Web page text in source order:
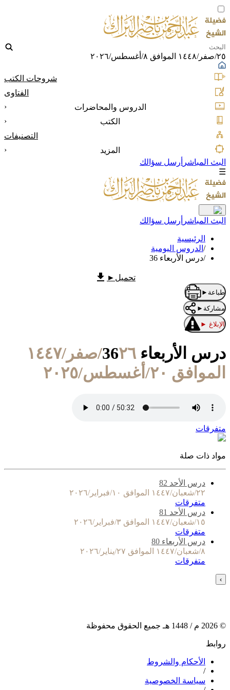
٢٥/صفر/١٤٤٨ الموافق ٨/أغسطس/٢٠٢٦
شروحات الكتب
الفتاوى
الدروس والمحاضرات
‹
الكتب
‹
التصنيفات
المزيد
‹
البث المباشر أرسل سؤالك
☰
البث المباشر أرسل سؤالك
الرئيسية
/ الدروس اليومية
/درس الأربعاء 36
تحميل ►
طباعة ►
مشاركة ►
الإبلاغ ►
درس الأربعاء 36
٢٦/صفر/١٤٤٧
الموافق ٢٠/أغسطس/٢٠٢٥
متفرقات
مواد ذات صلة
درس الأحد 82
٢٢/شعبان/١٤٤٧ الموافق ١٠/فبراير/٢٠٢٦
متفرقات
درس الأحد 81
١٥/شعبان/١٤٤٧ الموافق ٣/فبراير/٢٠٢٦
متفرقات
درس الأربعاء 80
٨/شعبان/١٤٤٧ الموافق ٢٧/يناير/٢٠٢٦
متفرقات
›
©
2026 م / 1448 هـ جميع الحقوق محفوظة
روابط
الأحكام والشروط
/
سياسة الخصوصية